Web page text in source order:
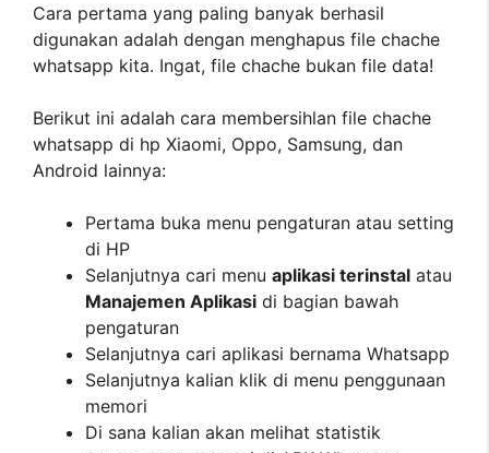
Cara pertama yang paling banyak berhasil
digunakan adalah dengan menghapus file chache
whatsapp kita. Ingat, file chache bukan file data!
Berikut ini adalah cara membersihlan file chache
whatsapp di hp Xiaomi, Oppo, Samsung, dan
Android lainnya:
Pertama buka menu pengaturan atau setting
di HP
Selanjutnya cari menu aplikasi terinstal atau
Manajemen Aplikasi di bagian bawah
pengaturan
Selanjutnya cari aplikasi bernama Whatsapp
Selanjutnya kalian klik di menu penggunaan
memori
Di sana kalian akan melihat statistik